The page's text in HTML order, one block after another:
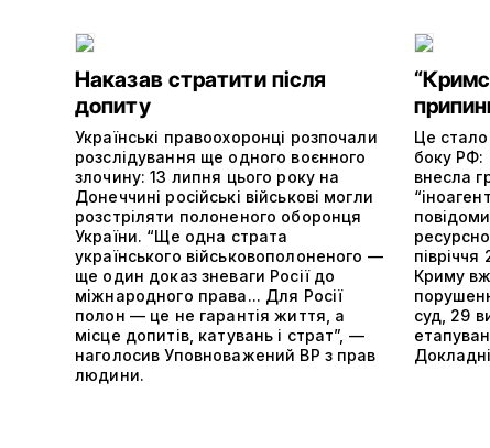
Наказав стратити після
допиту
Українські правоохоронці розпочали
розслідування ще одного воєнного
злочину: 13 липня цього року на
Донеччині російські військові могли
розстріляти полоненого оборонця
України. “Ще одна страта
українського військовополоненого —
ще один доказ зневаги Росії до
міжнародного права... Для Росії
полон — це не гарантія життя, а
місце допитів, катувань і страт”, —
наголосив Уповноважений ВР з прав
людини.
Це
боку РФ:
внесла
Криму
суд, 29